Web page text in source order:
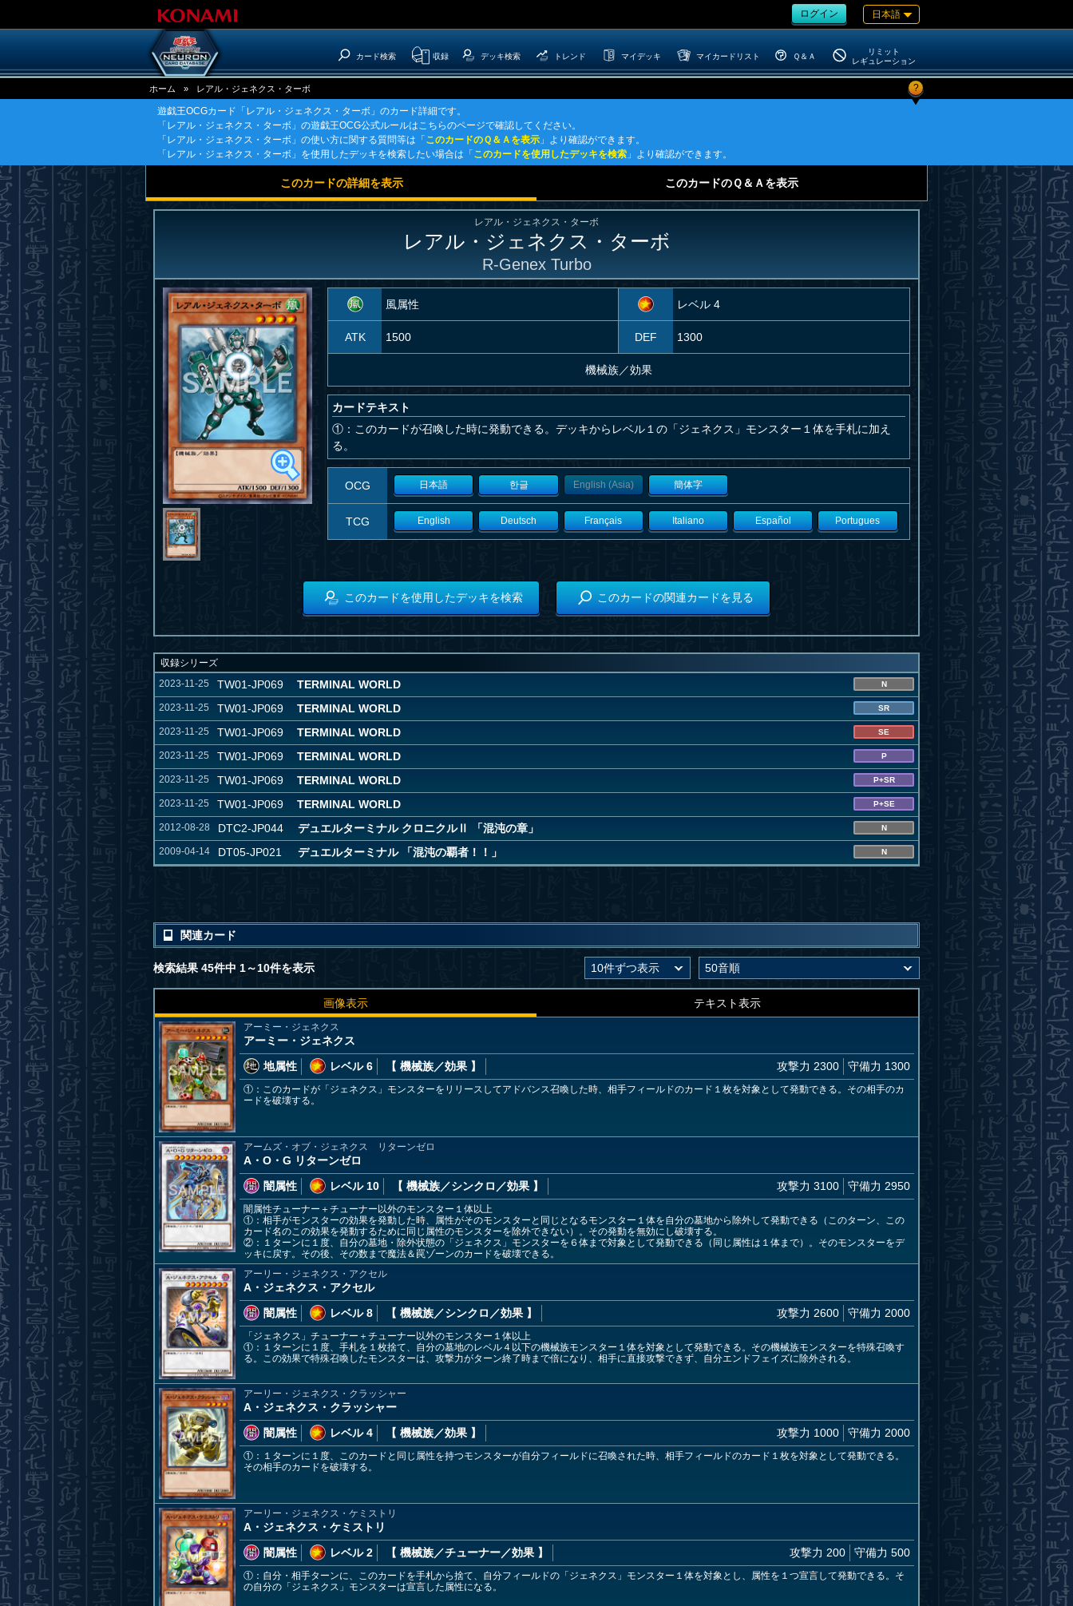
ログイン 日本語
カード検索 収録 デッキ検索 トレンド マイデッキ マイカードリスト Ｑ＆Ａ
リミット
レギュレーション
ホーム » レアル・ジェネクス・ターボ ?
遊戯王OCGカード「レアル・ジェネクス・ターボ」のカード詳細です。
「レアル・ジェネクス・ターボ」の遊戯王OCG公式ルールはこちらのページで確認してください。
「レアル・ジェネクス・ターボ」の使い方に関する質問等は「 このカードのＱ＆Ａを表示 」より確認ができます。
「レアル・ジェネクス・ターボ」を使用したデッキを検索したい場合は「 このカードを使用したデッキを検索 」より確認ができます。
このカードの詳細を表示 このカードのＱ＆Ａを表示
レアル・ジェネクス・ターボ
レアル・ジェネクス・ターボ
R-Genex Turbo
風属性 レベル 4
ATK 1500 DEF 1300
機械族／効果
カードテキスト
①：このカードが召喚した時に発動できる。デッキからレベル１の「ジェネクス」モンスター１体を手札に加え
る。
OCG 日本語 한글 English (Asia) 簡体字
TCG English Deutsch Français Italiano Español Portugues
このカードを使用したデッキを検索 このカードの関連カードを見る
収録シリーズ
2023-11-25
TW01-JP069 TERMINAL WORLD N
2023-11-25 TW01-JP069 TERMINAL WORLD SR
2023-11-25 TW01-JP069 TERMINAL WORLD SE
2023-11-25 TW01-JP069 TERMINAL WORLD P
2023-11-25 TW01-JP069 TERMINAL WORLD P+SR
2023-11-25 TW01-JP069 TERMINAL WORLD P+SE
2012-08-28 DTC2-JP044 デュエルターミナル クロニクルⅡ 「混沌の章」 N
2009-04-14 DT05-JP021 デュエルターミナル 「混沌の覇者！！」 N
関連カード
検索結果 45件中 1～10件を表示
画像表示 テキスト表示
アーミー・ジェネクス
アーミー・ジェネクス
地属性
レベル 6 【 機械族／効果 】 攻撃力 2300 守備力 1300
①：このカードが「ジェネクス」モンスターをリリースしてアドバンス召喚した時、相手フィールドのカード１枚を対象として発動できる。その相手のカ
ードを破壊する。
アームズ・オブ・ジェネクス リターンゼロ
A・O・G リターンゼロ
闇属性
レベル 10 【 機械族／シンクロ／効果 】 攻撃力 3100 守備力 2950
闇属性チューナー＋チューナー以外のモンスター１体以上
①：相手がモンスターの効果を発動した時、属性がそのモンスターと同じとなるモンスター１体を自分の墓地から除外して発動できる（このターン、この
カード名のこの効果を発動するために同じ属性のモンスターを除外できない）。その発動を無効にし破壊する。
②：１ターンに１度、自分の墓地・除外状態の「ジェネクス」モンスターを６体まで対象として発動できる（同じ属性は１体まで）。そのモンスターをデ
ッキに戻す。その後、その数まで魔法＆罠ゾーンのカードを破壊できる。
アーリー・ジェネクス・アクセル
A・ジェネクス・アクセル
闇属性
レベル 8 【 機械族／シンクロ／効果 】 攻撃力 2600 守備力 2000
「ジェネクス」チューナー＋チューナー以外のモンスター１体以上
①：１ターンに１度、手札を１枚捨て、自分の墓地のレベル４以下の機械族モンスター１体を対象として発動できる。その機械族モンスターを特殊召喚す
る。この効果で特殊召喚したモンスターは、攻撃力がターン終了時まで倍になり、相手に直接攻撃できず、自分エンドフェイズに除外される。
アーリー・ジェネクス・クラッシャー
A・ジェネクス・クラッシャー
闇属性
レベル 4 【 機械族／効果 】 攻撃力 1000 守備力 2000
①：１ターンに１度、このカードと同じ属性を持つモンスターが自分フィールドに召喚された時、相手フィールドのカード１枚を対象として発動できる。
その相手のカードを破壊する。
アーリー・ジェネクス・ケミストリ
A・ジェネクス・ケミストリ
闇属性
レベル 2 【 機械族／チューナー／効果 】 攻撃力 200 守備力 500
①：自分・相手ターンに、このカードを手札から捨て、自分フィールドの「ジェネクス」モンスター１体を対象とし、属性を１つ宣言して発動できる。そ
の自分の「ジェネクス」モンスターは宣言した属性になる。